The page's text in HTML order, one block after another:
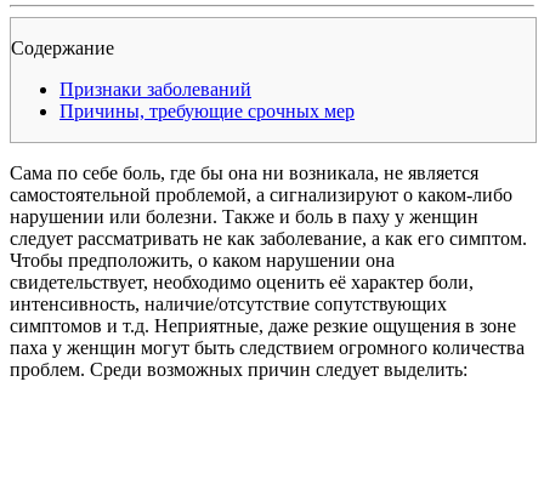
Содержание
Признаки заболеваний
Причины, требующие срочных мер
Сама по себе боль, где бы она ни возникала, не является
самостоятельной проблемой, а сигнализируют о каком-либо
нарушении или болезни. Также и боль в паху у женщин
следует рассматривать не как заболевание, а как его симптом.
Чтобы предположить, о каком нарушении она
свидетельствует, необходимо оценить её характер боли,
интенсивность, наличие/отсутствие сопутствующих
симптомов и т.д. Неприятные, даже резкие ощущения в зоне
паха у женщин могут быть следствием огромного количества
проблем. Среди возможных причин следует выделить: